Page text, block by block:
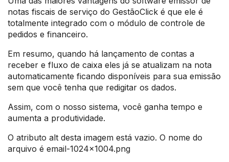
notas fiscais de serviço do GestãoClick é que ele é
totalmente integrado com o módulo de controle de
pedidos e financeiro.
Em resumo, quando há lançamento de contas a
receber e fluxo de caixa eles já se atualizam na nota
automaticamente ficando disponíveis para sua emissão
sem que você tenha que redigitar os dados.
Assim, com o nosso sistema, você ganha tempo e
aumenta a produtividade.
O atributo alt desta imagem está vazio. O nome do
arquivo é email-1024×1004.png